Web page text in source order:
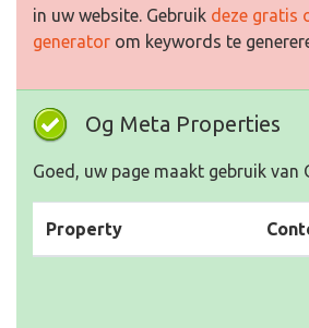
in uw website. Gebruik deze gratis
generator om keywords te
Og Meta Properties
Goed, uw page maakt gebruik van
Property